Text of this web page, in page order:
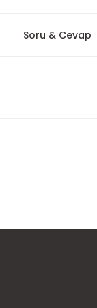
Soru & Cevap